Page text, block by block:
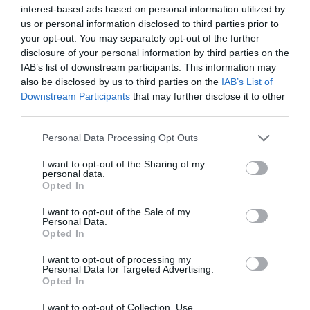
interest-based ads based on personal information utilized by
us or personal information disclosed to third parties prior to
your opt-out. You may separately opt-out of the further
disclosure of your personal information by third parties on the
IAB’s list of downstream participants. This information may
also be disclosed by us to third parties on the IAB’s List of
Downstream Participants that may further disclose it to other
Personal Data Processing Opt Outs
I want to opt-out of the Sharing of my
personal data.
Opted In
I want to opt-out of the Sale of my
Personal Data.
Opted In
I want to opt-out of processing my
Personal Data for Targeted Advertising.
Opted In
I want to opt-out of Collection, Use,
1er décan (21 juin-1er juillet) :
Contacts favorisés!
d’enrichir la relation et de resserrer les rangs autour d’une complicité retrouvée. Une belle
deuxième quinzaine qui devrait vous rapprocher de l’autre et des autres en général
Célibataire,plus question de rester dans votre coin mais bien de rentrer dans la
Jupitervous convie en effet à nouer de chaleureux contacts avec des personnalités
cette belle deuxième quinzaine pour sortir de votre bulle et apprécier l’été a priori en